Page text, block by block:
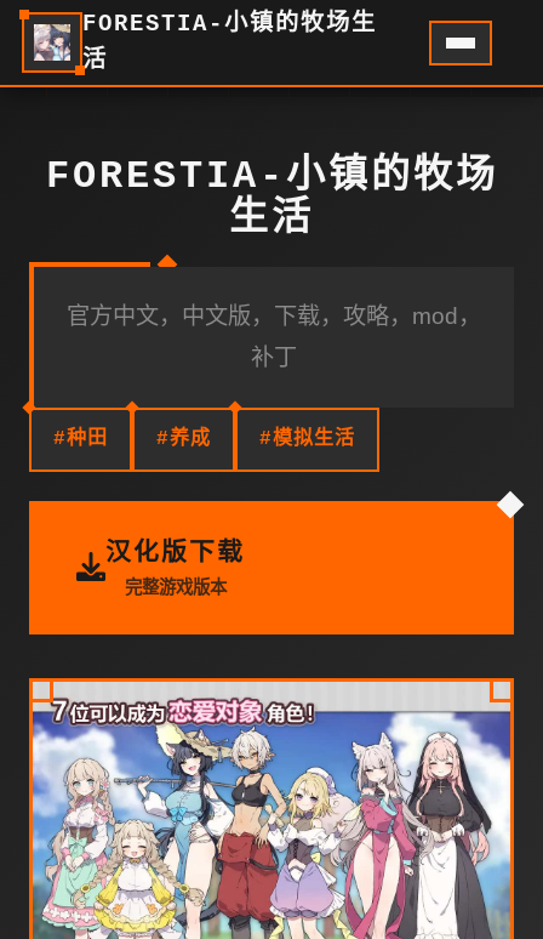
FORESTIA-小镇的牧场生
活
FORESTIA-小镇的牧场
生活
官方中文，中文版，下载，攻略，mod，
补丁
#种田 #养成 #模拟生活
汉化版下载
完整游戏版本